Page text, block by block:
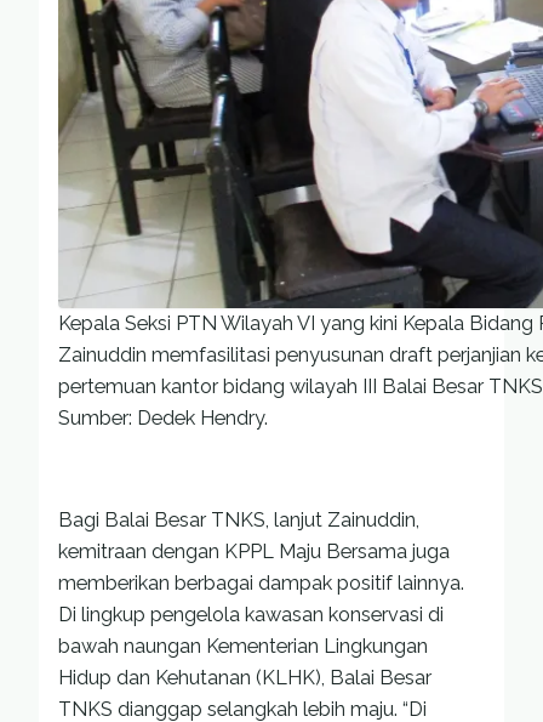
Kepala Seksi PTN Wilayah VI yang kini Kepala
Zainuddin memfasilitasi penyusunan draft perjanjian
pertemuan kantor bidang wilayah III Balai Besar
Sumber: Dedek Hendry.
Bagi Balai Besar TNKS, lanjut Zainuddin,
kemitraan dengan KPPL Maju Bersama juga
memberikan berbagai dampak positif lainnya.
Di lingkup pengelola kawasan konservasi di
bawah naungan Kementerian Lingkungan
Hidup dan Kehutanan (KLHK), Balai Besar
TNKS dianggap selangkah lebih maju. “Di